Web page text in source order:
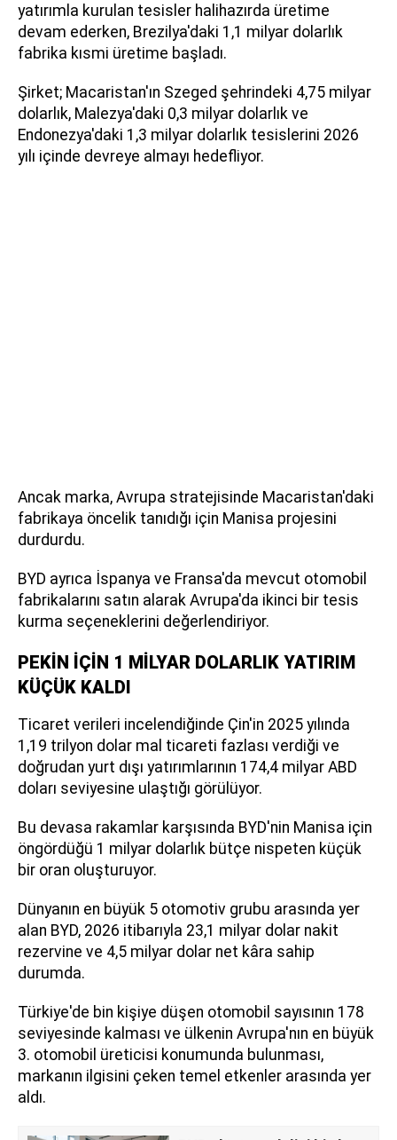
yatırımla kurulan tesisler halihazırda üretime
devam ederken, Brezilya'daki 1,1 milyar dolarlık
fabrika kısmi üretime başladı.
Şirket; Macaristan'ın Szeged şehrindeki 4,75 milyar
dolarlık, Malezya'daki 0,3 milyar dolarlık ve
Endonezya'daki 1,3 milyar dolarlık tesislerini 2026
yılı içinde devreye almayı hedefliyor.
Ancak marka, Avrupa stratejisinde Macaristan'daki
fabrikaya öncelik tanıdığı için Manisa projesini
durdurdu.
BYD ayrıca İspanya ve Fransa'da mevcut otomobil
fabrikalarını satın alarak Avrupa'da ikinci bir tesis
kurma seçeneklerini değerlendiriyor.
PEKİN İÇİN 1 MİLYAR DOLARLIK YATIRIM
KÜÇÜK KALDI
Ticaret verileri incelendiğinde Çin'in 2025 yılında
1,19 trilyon dolar mal ticareti fazlası verdiği ve
doğrudan yurt dışı yatırımlarının 174,4 milyar ABD
doları seviyesine ulaştığı görülüyor.
Bu devasa rakamlar karşısında BYD'nin Manisa için
öngördüğü 1 milyar dolarlık bütçe nispeten küçük
bir oran oluşturuyor.
Dünyanın en büyük 5 otomotiv grubu arasında yer
alan BYD, 2026 itibarıyla 23,1 milyar dolar nakit
rezervine ve 4,5 milyar dolar net kâra sahip
durumda.
Türkiye'de bin kişiye düşen otomobil sayısının 178
seviyesinde kalması ve ülkenin Avrupa'nın en büyük
3. otomobil üreticisi konumunda bulunması,
markanın ilgisini çeken temel etkenler arasında yer
aldı.